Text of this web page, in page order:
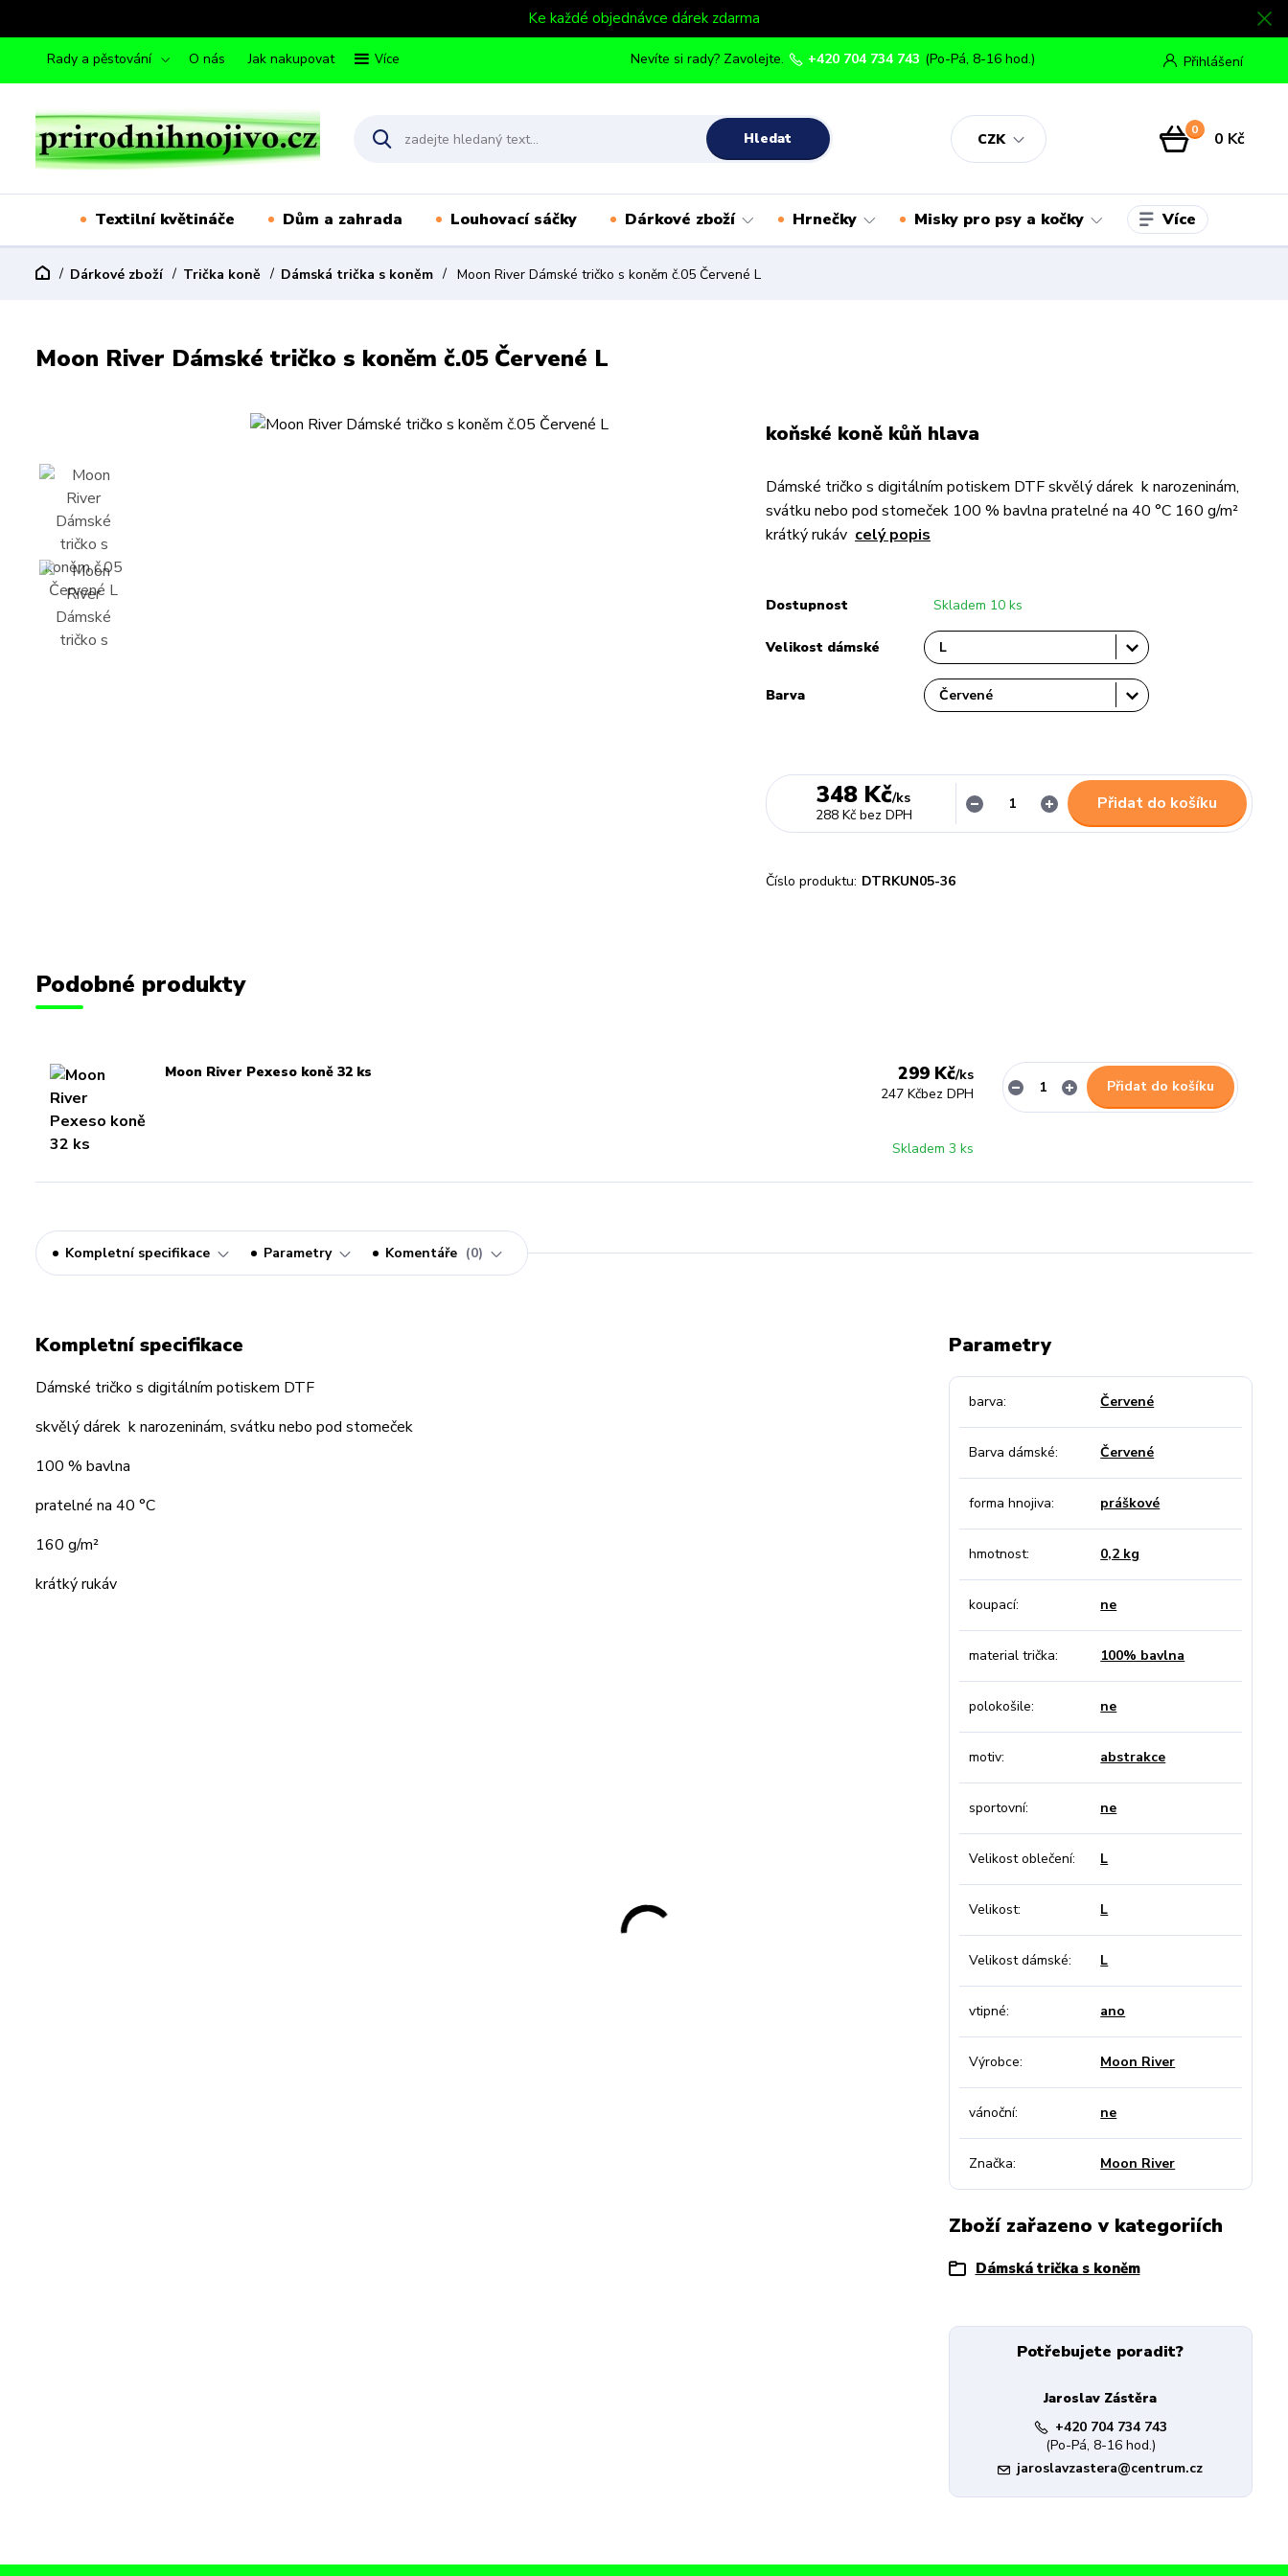
Ke každé objednávce dárek zdarma
Rady a pěstování O nás Jak nakupovat Více
CZK
Přihlášení
Hledat
Nevíte si rady? Zavolejte. +420 704 734 743 (Po-Pá, 8-16 hod.)
0 0 Kč
Textilní květináče Dům a zahrada Louhovací sáčky Dárkové zboží Hrnečky Misky pro psy a kočky Více
Dárkové zboží Trička koně Dámská trička s koněm Moon River Dámské tričko s koněm č.05 Červené L
Moon River Dámské tričko s koněm č.05 Červené L
koňské koně kůň hlava
Dámské tričko s digitálním potiskem DTF skvělý dárek k narozeninám,
svátku nebo pod stomeček 100 % bavlna pratelné na 40 °C 160 g/m²
krátký rukáv celý popis
Dostupnost Skladem 10 ks
Velikost dámské
Barva
348 Kč/ks
288 Kč bez DPH
Přidat do košíku
Číslo produktu: DTRKUN05-36
Podobné produkty
Moon River Pexeso koně 32 ks 299 Kč/ks
247 Kčbez DPH
Skladem 3 ks
Přidat do košíku
Kompletní specifikace Parametry Komentáře 0
Kompletní specifikace
Dámské tričko s digitálním potiskem DTF
skvělý dárek k narozeninám, svátku nebo pod stomeček
100 % bavlna
pratelné na 40 °C
160 g/m²
krátký rukáv
Parametry
barva Červené
Barva dámské Červené
forma hnojiva práškové
hmotnost 0,2 kg
koupací ne
material trička 100% bavlna
polokošile ne
motiv abstrakce
sportovní ne
Velikost oblečení L
Velikost L
Velikost dámské L
vtipné ano
Výrobce Moon River
vánoční ne
Značka Moon River
Zboží zařazeno v kategoriích
Dámská trička s koněm
Potřebujete poradit?
Jaroslav Zástěra
+420 704 734 743
(Po-Pá, 8-16 hod.)
jaroslavzastera@centrum.cz